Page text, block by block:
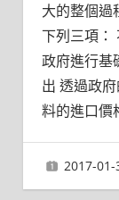
大的整個過
下列三項：
政府進行基
出 透過政
料的進口價
2017-01-